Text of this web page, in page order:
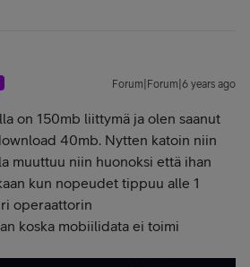
Forum|Forum|6 years ago
on 150mb liittymä ja olen saanut
40mb. Nytten katoin niin
muuttuu niin huonoksi että ihan
kun nopeudet tippuu alle 1
operaattorin
koska mobiilidata ei toimi